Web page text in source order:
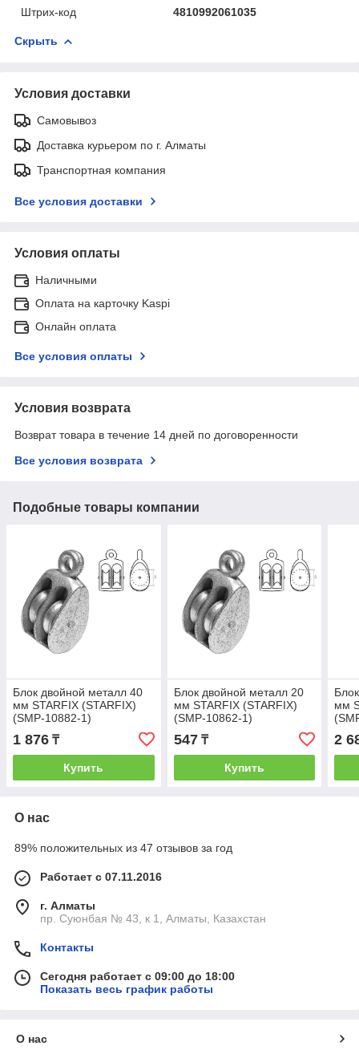
Штрих-код
4810992061035
Скрыть
Условия доставки
Самовывоз
Доставка курьером по г. Алматы
Транспортная компания
Все условия доставки
Условия оплаты
Наличными
Оплата на карточку Kaspi
Онлайн оплата
Все условия оплаты
Условия возврата
Возврат товара в течение 14 дней по договоренности
Все условия возврата
Подобные товары компании
Блок двойной металл 40
мм STARFIX (STARFIX)
(SMP-10882-1)
1 876 ₸
Купить
Блок двойной металл 20
мм STARFIX (STARFIX)
(SMP-10862-1)
547₸
Купить
мм
2
О нас
89% положительных из 47 отзывов за год
Работает с 07.11.2016
г. Алматы
пр. Суюнбая № 43, к 1, Алматы, Казахстан
Контакты
Сегодня работает с 09:00 до 18:00
Показать весь график работы
О нас